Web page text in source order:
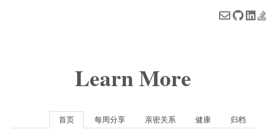
Learn More
首页 每周分享 亲密关系 健康 归档